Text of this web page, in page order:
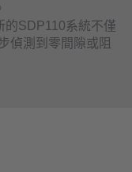
的SDP110系統不僅
偵測到零間隙或阻